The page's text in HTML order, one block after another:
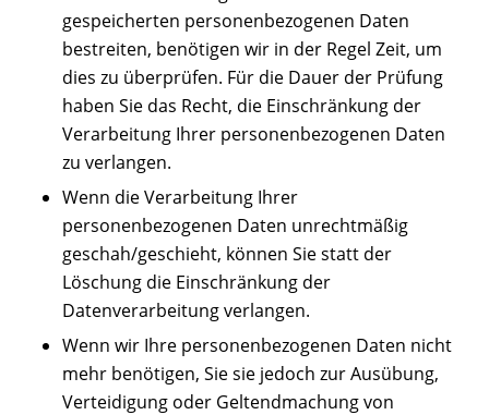
gespeicherten personenbezogenen Daten
bestreiten, benötigen wir in der Regel Zeit, um
dies zu überprüfen. Für die Dauer der Prüfung
haben Sie das Recht, die Einschränkung der
Verarbeitung Ihrer personenbezogenen Daten
zu verlangen.
Wenn die Verarbeitung Ihrer
personenbezogenen Daten unrechtmäßig
geschah/geschieht, können Sie statt der
Löschung die Einschränkung der
Datenverarbeitung verlangen.
Wenn wir Ihre personenbezogenen Daten nicht
mehr benötigen, Sie sie jedoch zur Ausübung,
Verteidigung oder Geltendmachung von